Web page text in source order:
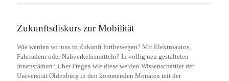
Zukunftsdiskurs zur Mobilität
Wie werden wir uns in Zukunft fortbewegen? Mit Elektroautos,
Fahrrädern oder Nahverkehrsmitteln? In völlig neu gestalteten
Innenstädten? Über Fragen wie diese werden Wissenschaftler der
Universität Oldenburg in den kommenden Monaten mit der